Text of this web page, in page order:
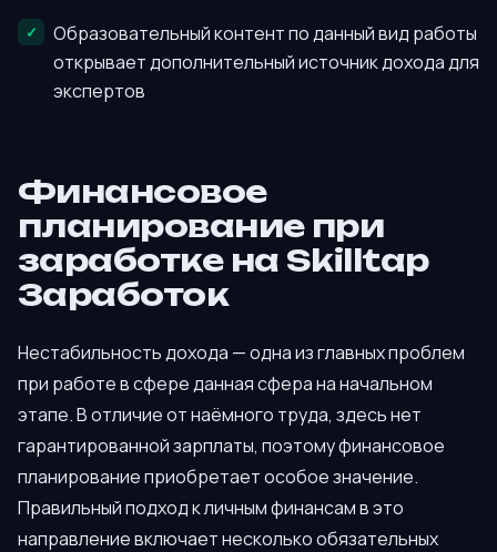
Образовательный контент по данный вид работы
открывает дополнительный источник дохода для
экспертов
Финансовое
планирование при
заработке на Skilltap
Заработок
Нестабильность дохода — одна из главных проблем
при работе в сфере данная сфера на начальном
этапе. В отличие от наёмного труда, здесь нет
гарантированной зарплаты, поэтому финансовое
планирование приобретает особое значение.
Правильный подход к личным финансам в это
направление включает несколько обязательных